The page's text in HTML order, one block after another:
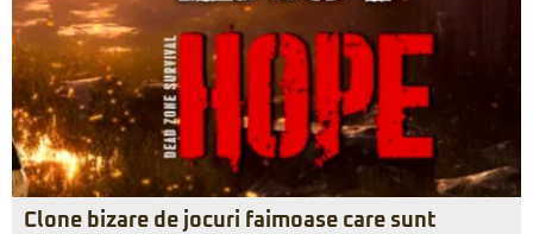
Clone bizare de jocuri faimoase care sunt